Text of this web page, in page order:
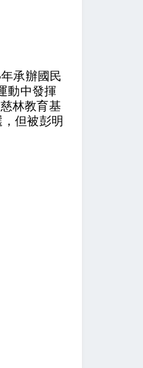
承辦國民
動中發揮
林教育基
但被彭明